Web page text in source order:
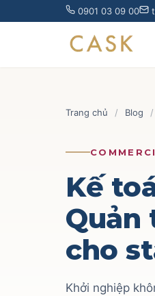
0901 03 09 00
Trang chủ / Blog /
Kế
Quản
cho
Khởi nghiệp